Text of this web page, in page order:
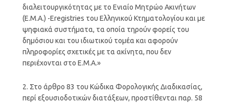
διαλειτουργικότητας με το Ενιαίο Μητρώο Ακινήτων
(Ε.Μ.Α.) -Εregistries του Ελληνικού Κτηματολογίου και με
ψηφιακά συστήματα, τα οποία τηρούν φορείς του
δημόσιου και του ιδιωτικού τομέα και αφορούν
πληροφορίες σχετικές με τα ακίνητα, που δεν
περιέχονται στο Ε.Μ.Α.»
2. Στο άρθρο 83 του Κώδικα Φορολογικής Διαδικασίας,
περί εξουσιοδοτικών διατάξεων, προστίθενται παρ. 58